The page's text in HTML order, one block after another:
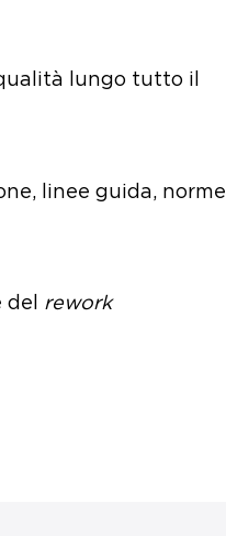
lungo tutto il
linee guida, norme
del rework